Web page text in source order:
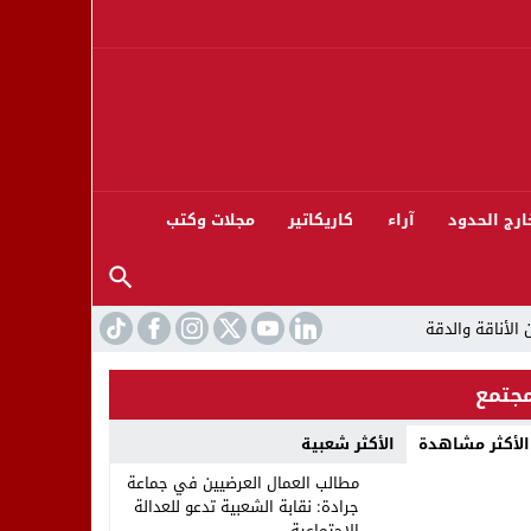
الحدود آراء كاريكاتير مجلات وكتب
13
الأكثر مشاهدة الأكثر شعبية
مطالب العمال العرضيين في جماعة
جرادة: نقابة الشعبية تدعو للعدالة